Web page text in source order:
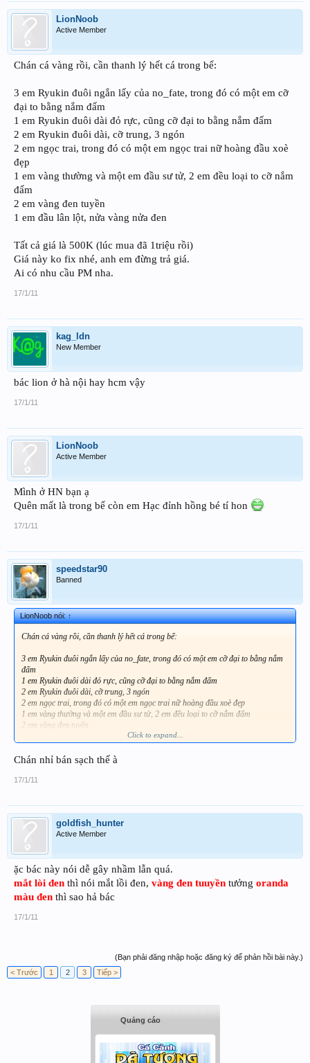
LionNoob
Active Member
Chán cá vàng rồi, cần thanh lý hết cá trong bể:
3 em Ryukin đuôi ngắn lấy của no_fate, trong đó có một em cỡ
đại to bằng nắm đấm
1 em Ryukin đuôi dài đỏ rực, cũng cỡ đại to bằng nắm đấm
2 em Ryukin đuôi dài, cỡ trung, 3 ngón
2 em ngọc trai, trong đó có một em ngọc trai nữ hoàng đầu xoè
đẹp
1 em vàng thường và một em đầu sư tử, 2 em đều loại to cỡ nắm
đấm
2 em vàng đen tuyền
1 em đầu lân lột, nửa vàng nửa đen
Tất cả giá là 500K (lúc mua đã 1triệu rồi)
Giá này ko fix nhé, anh em đừng trả giá.
Ai có nhu cầu PM nha.
17/1/11
kag_ldn
New Member
bác lion ở hà nội hay hcm vậy
17/1/11
LionNoob
Active Member
Mình ở HN bạn ạ
Quên mất là trong bể còn em Hạc đỉnh hồng bé tí hon
17/1/11
speedstar90
Banned
LionNoob nói:↑
Chán cá vàng rồi, cần thanh lý hết cá trong bể:
3 em Ryukin đuôi ngắn lấy của no_fate, trong đó có một em cỡ đại to bằng nắm
đấm
1 em Ryukin đuôi dài đỏ rực, cũng cỡ đại to bằng nắm đấm
2 em Ryukin đuôi dài, cỡ trung, 3 ngón
2 em ngọc trai, trong đó có một em ngọc trai nữ hoàng đầu xoè đẹp
1 em vàng thường và một em đầu sư tử, 2 em đều loại to cỡ nắm đấm
2 em vàng đen tuyền
1 em đầu lân lột, nửa vàng nửa đen
Tất cả giá là 500K (lúc mua đã 1triệu rồi)
Ai có nhu cầu PM nha.
Click to expand...
Chán nhỉ bán sạch thế à
17/1/11
goldfish_hunter
Active Member
ặc bác này nói dễ gây nhầm lẫn quá.
mắt lòi đen thì nói mắt lồi đen, vàng đen tuuyền tưởng oranda
màu đen thì sao hả bác
17/1/11
(Bạn phải đăng nhập hoặc đăng ký để phản hồi bài này.)
< Trước
1 2 3 Tiếp >
Quảng cáo